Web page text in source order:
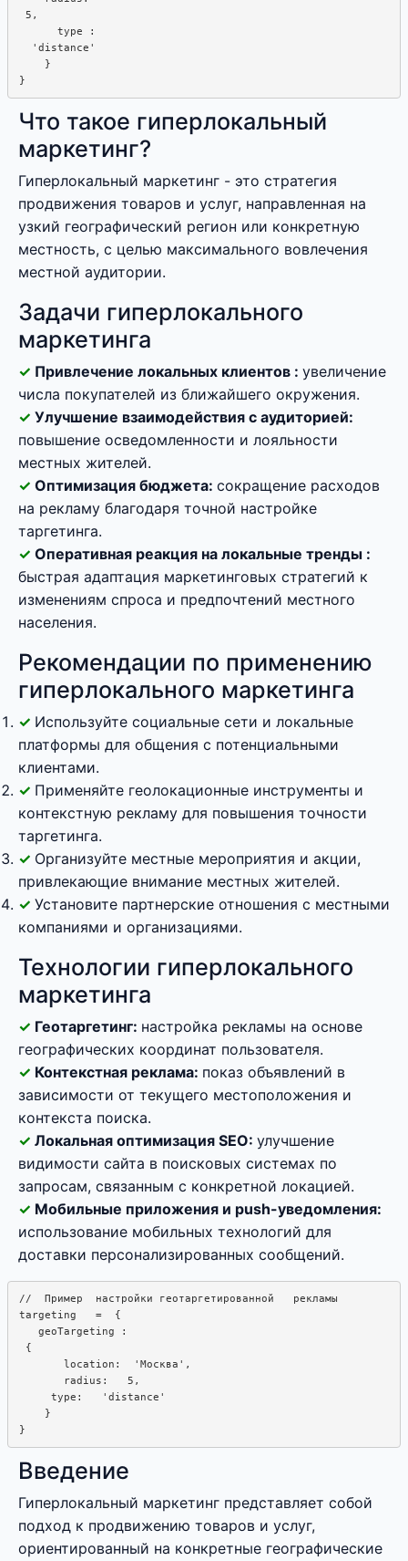
5,
      type :
  'distance'
    }
Что такое гиперлокальный
маркетинг?
Гиперлокальный маркетинг - это стратегия
продвижения товаров и услуг, направленная на
узкий географический регион или конкретную
местность, с целью максимального вовлечения
местной аудитории.
Задачи гиперлокального
маркетинга
Привлечение локальных клиентов : увеличение
числа покупателей из ближайшего окружения.
Улучшение взаимодействия с аудиторией:
повышение осведомленности и лояльности
местных жителей.
Оптимизация бюджета: сокращение расходов
на рекламу благодаря точной настройке
таргетинга.
Оперативная реакция на локальные тренды :
быстрая адаптация маркетинговых стратегий к
изменениям спроса и предпочтений местного
населения.
Рекомендации по применению
гиперлокального маркетинга
Используйте социальные сети и локальные
платформы для общения с потенциальными
клиентами.
Применяйте геолокационные инструменты и
контекстную рекламу для повышения точности
таргетинга.
Организуйте местные мероприятия и акции,
привлекающие внимание местных жителей.
Установите партнерские отношения с местными
компаниями и организациями.
Технологии гиперлокального
маркетинга
Геотаргетинг: настройка рекламы на основе
географических координат пользователя.
Контекстная реклама: показ объявлений в
зависимости от текущего местоположения и
контекста поиска.
Локальная оптимизация SEO: улучшение
видимости сайта в поисковых системах по
запросам, связанным с конкретной локацией.
Мобильные приложения и push-уведомления:
использование мобильных технологий для
доставки персонализированных сообщений.
//  Пример  настройки геотаргетированной   рекламы
targeting   =  {
   geoTargeting :
{
       location:  'Москва',
       radius:   5,
     type:   'distance'
    }
Введение
Гиперлокальный маркетинг представляет собой
подход к продвижению товаров и услуг,
ориентированный на конкретные географические